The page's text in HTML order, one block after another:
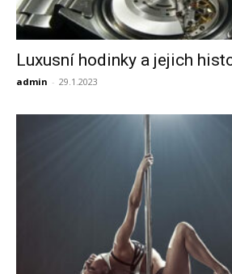
Luxusní hodinky a jejich
admin - 29.1.2023